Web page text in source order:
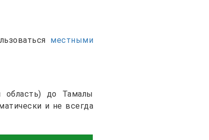
местными
область) до Тамалы
и не всегда